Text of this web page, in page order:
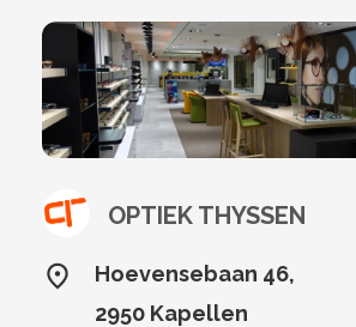
OPTIEK THYSSEN
Hoevensebaan 46,
2950 Kapellen